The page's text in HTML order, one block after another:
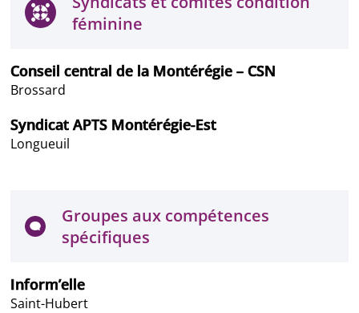
féminine
Conseil central de la Montérégie – CSN
Brossard
Syndicat APTS Montérégie-Est
Longueuil
Groupes aux compétences
spécifiques
Inform’elle
Saint-Hubert